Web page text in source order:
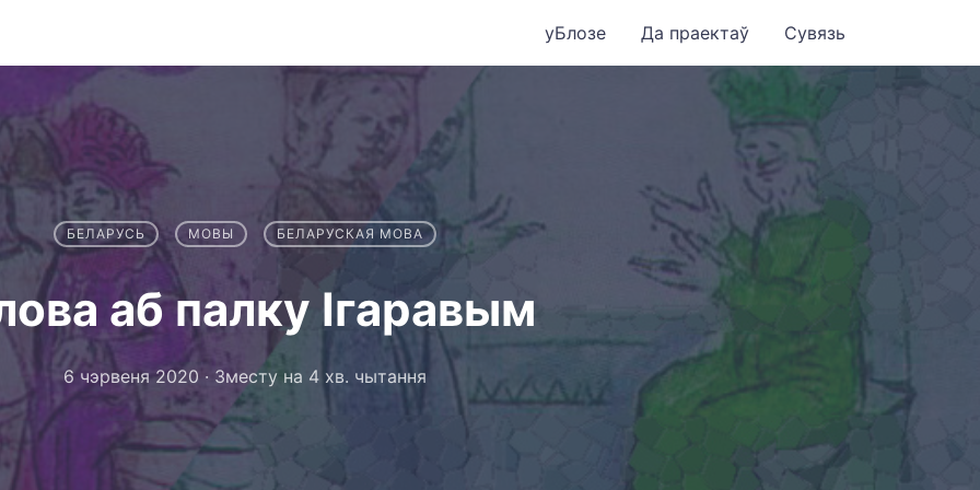
уБлозе Да праектаў Сувязь
БЕЛАРУСЬ МОВЫ БЕЛАРУСКАЯ МОВА
аб палку Ігаравым
6 чэрвеня 2020 · Зместу на 4 хв. чытання